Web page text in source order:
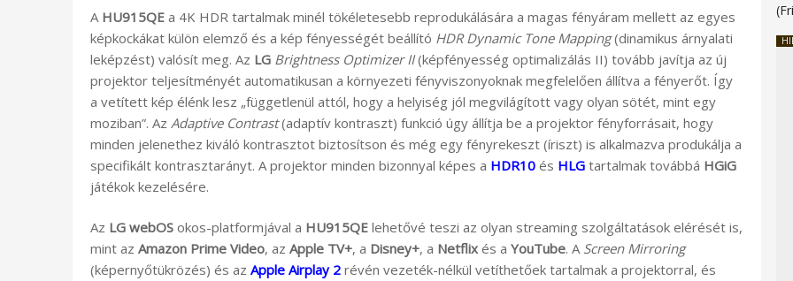
A HU915QE a 4K HDR tartalmak minél tökéletesebb reprodukálására a magas fényáram mellett az egyes
képkockákat külön elemző és a kép fényességét beállító HDR Dynamic Tone Mapping(dinamikus árnyalati
leképzést) valósít meg. Az LG Brightness Optimizer II(képfényesség optimalizálás II) tovább javítja az új
projektor teljesítményét automatikusan a környezeti fényviszonyoknak megfelelően állítva a fényerőt. Így
a vetített kép élénk lesz „függetlenül attól, hogy a helyiség jól megvilágított vagy olyan sötét, mint egy
moziban”. Az Adaptive Contrast(adaptív kontraszt) funkció úgy állítja be a projektor fényforrásait, hogy
minden jelenethez kiváló kontrasztot biztosítson és még egy fényrekeszt (íriszt) is alkalmazva produkálja a
specifikált kontrasztarányt. A projektor minden bizonnyal képes a HDR10 és HLG tartalmak továbbá HGiG
játékok kezelésére.
Az LG webOS okos-platformjával a HU915QE lehetővé teszi az olyan streaming szolgáltatások elérését is,
mint az Amazon Prime Video, az Apple TV+, a Disney+, a Netflixés a YouTube. A Screen Mirroring
(képernyőtükrözés) és az Apple Airplay 2 révén vezeték-nélkül vetíthetőek tartalmak a projektorral, és